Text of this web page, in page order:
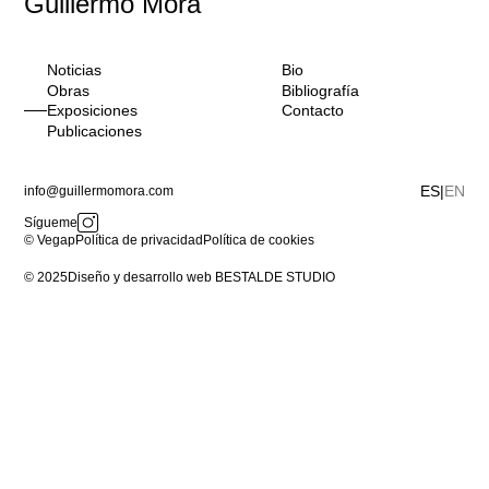
Noticias
Obras
Exposiciones
Publicaciones
Bio
Bibliografía
Contacto
info@guillermomora.com
Sígueme
ES EN
© VegapPolítica de privacidad Política de cookies
© 2025Diseño y desarrollo web BESTALDE STUDIO